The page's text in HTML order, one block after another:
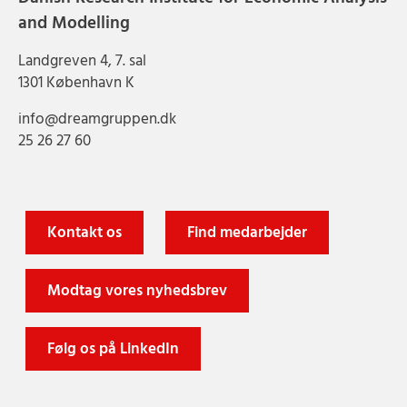
and Modelling
Landgreven 4, 7. sal
1301 København K
info@dreamgruppen.dk
25 26 27 60
Kontakt os Find medarbejder
Modtag vores nyhedsbrev
Følg os på LinkedIn